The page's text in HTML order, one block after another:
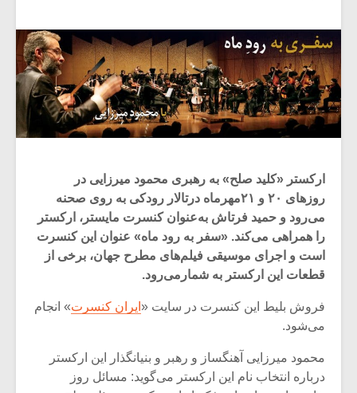
ارکستر «کلید صلح» به رهبری محمود میرزایی در
روزهای ۲۰ و ۲۱مهرماه درتالار رودکی به روی صحنه
می‌رود و حمید فرتاش به‌عنوان کنسرت مایستر، ارکستر
را همراهی می‌کند. «سفر به رود ماه» عنوان این کنسرت
است و اجرای موسیقی فیلم‌های مطرح جهان، برخی از
قطعات این ارکستر به شمارمی‌رود.
فروش بلیط این کنسرت در سایت « ایران کنسرت» انجام
می‌شود.
محمود میرزایی آهنگساز و رهبر و بنیانگذار این ارکستر
درباره انتخاب نام این ارکستر می‌گوید: مسائل روز